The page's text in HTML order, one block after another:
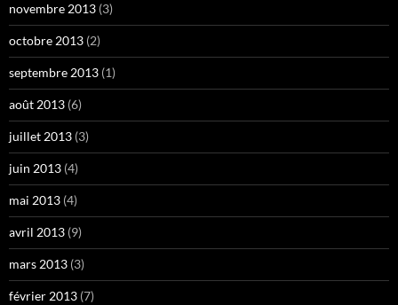
novembre 2013 (3)
octobre 2013 (2)
septembre 2013 (1)
août 2013 (6)
juillet 2013 (3)
juin 2013 (4)
mai 2013 (4)
avril 2013 (9)
mars 2013 (3)
février 2013 (7)